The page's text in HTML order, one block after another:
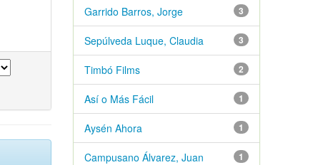
3
Garrido Barros, Jorge
3
Sepúlveda Luque, Claudia
2
Timbó Films
1
Así o Más Fácil
1
Aysén Ahora
1
Campusano Álvarez, Juan